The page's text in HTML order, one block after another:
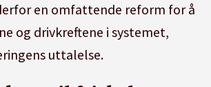
en omfattende reform for å
og drivkreftene i systemet,
uttalelse.